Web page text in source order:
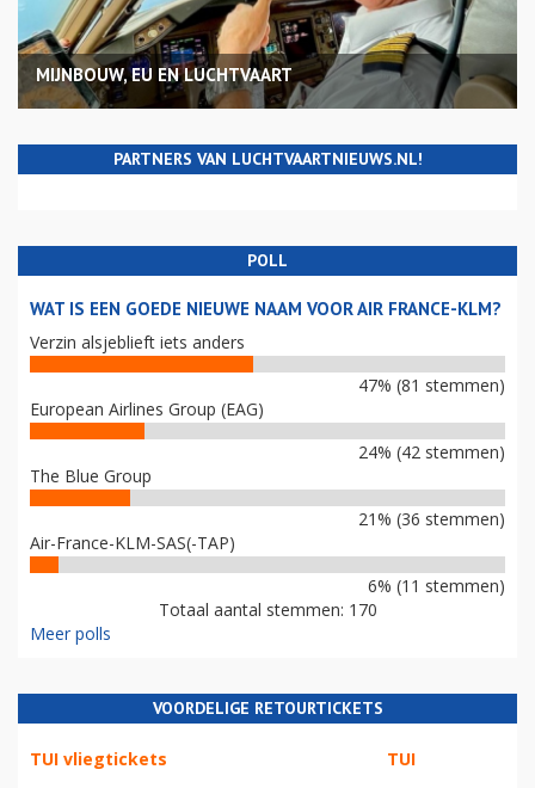
MIJNBOUW, EU EN LUCHTVAART
PARTNERS VAN LUCHTVAARTNIEUWS.NL!
POLL
WAT IS EEN GOEDE NIEUWE NAAM VOOR AIR FRANCE-KLM?
Verzin alsjeblieft iets anders
47% (81 stemmen)
European Airlines Group (EAG)
24% (42 stemmen)
The Blue Group
21% (36 stemmen)
Air-France-KLM-SAS(-TAP)
6% (11 stemmen)
Totaal aantal stemmen: 170
Meer polls
VOORDELIGE RETOURTICKETS
TUI vliegtickets TUI